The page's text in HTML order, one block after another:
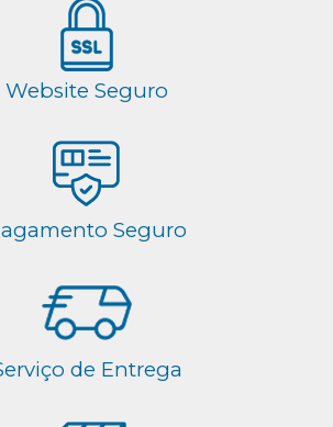
Website Seguro
Seguro
de Entrega